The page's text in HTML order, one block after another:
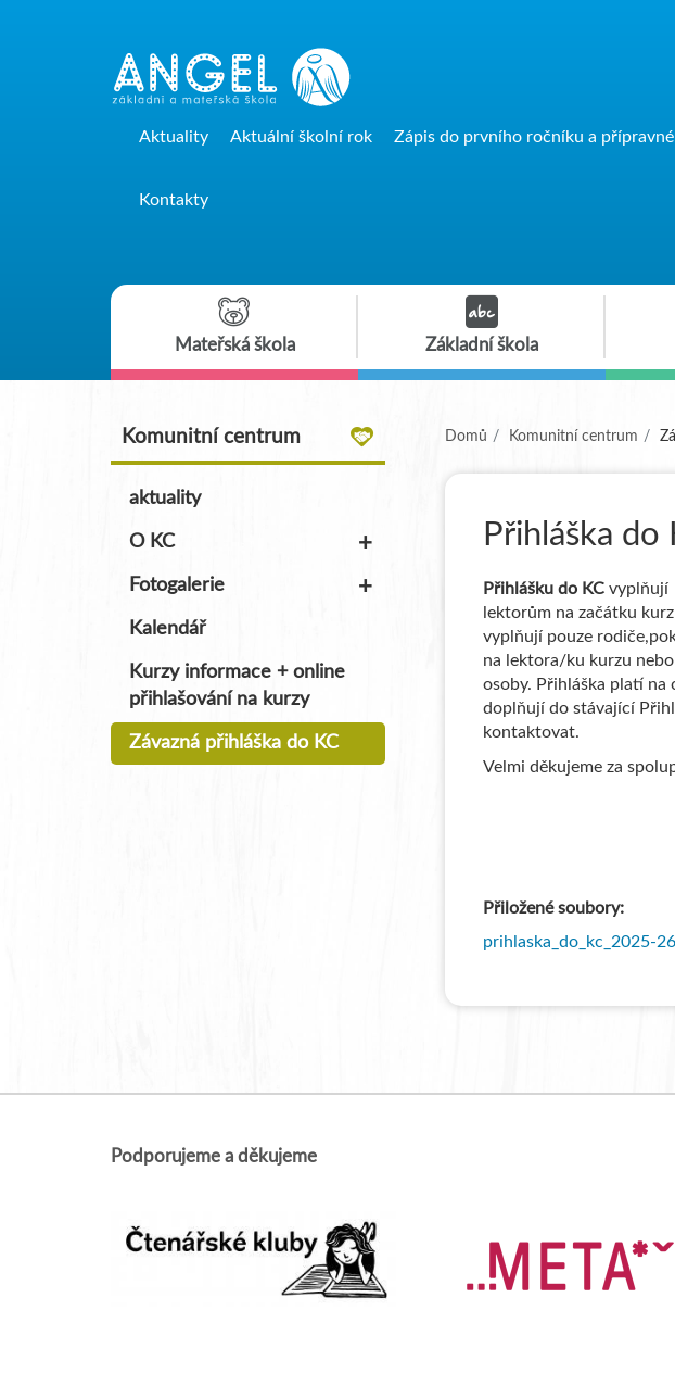
Aktuality Aktuální školní rok Zápis do prvního ročníku a
Kontakty
Mateřská škola Základní škola
Komunitní centrum
aktuality
O KC +
Fotogalerie +
Kalendář
Kurzy informace + online
přihlašování na kurzy
Závazná přihláška do KC
Domů Komunitní centrum
Přihláška do
Přihlášku do KCvyplňují
lektorům na začátku
vyplňují pouze
na lektora/ku kurzu
osoby. Přihláška platí
doplňují do stávající
kontaktovat.
Velmi děkujeme za
Přiložené soubory:
prihlaska_do_kc_2025-
Podporujeme a děkujeme